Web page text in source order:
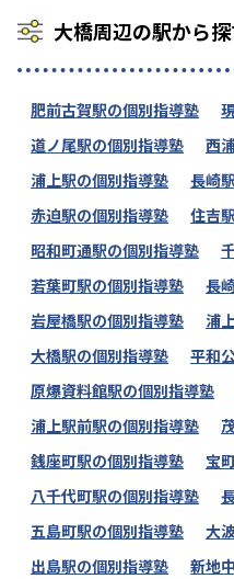
大橋周辺の駅から
肥前古賀駅の個別指導塾
道ノ尾駅の個別指導塾
西
浦上駅の個別指導塾
長崎
赤迫駅の個別指導塾
住吉
昭和町通駅の個別指導塾
若葉町駅の個別指導塾
長
岩屋橋駅の個別指導塾
浦
大橋駅の個別指導塾
平和
原爆資料館駅の個別指導塾
浦上駅前駅の個別指導塾
銭座町駅の個別指導塾
宝
八千代町駅の個別指導塾
五島町駅の個別指導塾
大
出島駅の個別指導塾
新地